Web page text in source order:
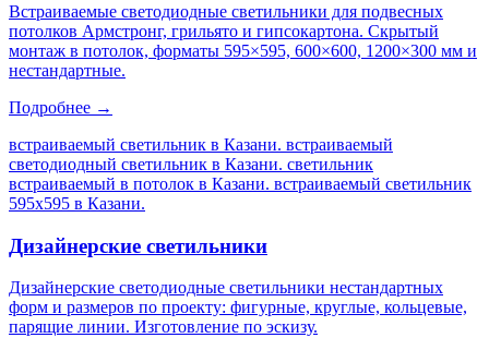
Встраиваемые светодиодные светильники для подвесных
потолков Армстронг, грильято и гипсокартона. Скрытый
монтаж в потолок, форматы 595×595, 600×600, 1200×300 мм и
нестандартные.
Подробнее →
встраиваемый светильник в Казани. встраиваемый
светодиодный светильник в Казани. светильник
встраиваемый в потолок в Казани. встраиваемый светильник
595х595 в Казани.
Дизайнерские светильники
Дизайнерские светодиодные светильники нестандартных
форм и размеров по проекту: фигурные, круглые, кольцевые,
парящие линии. Изготовление по эскизу.